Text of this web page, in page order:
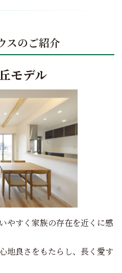
スのご紹介
モデル
やすく家族の存在を近くに感
地良さをもたらし、長く愛す